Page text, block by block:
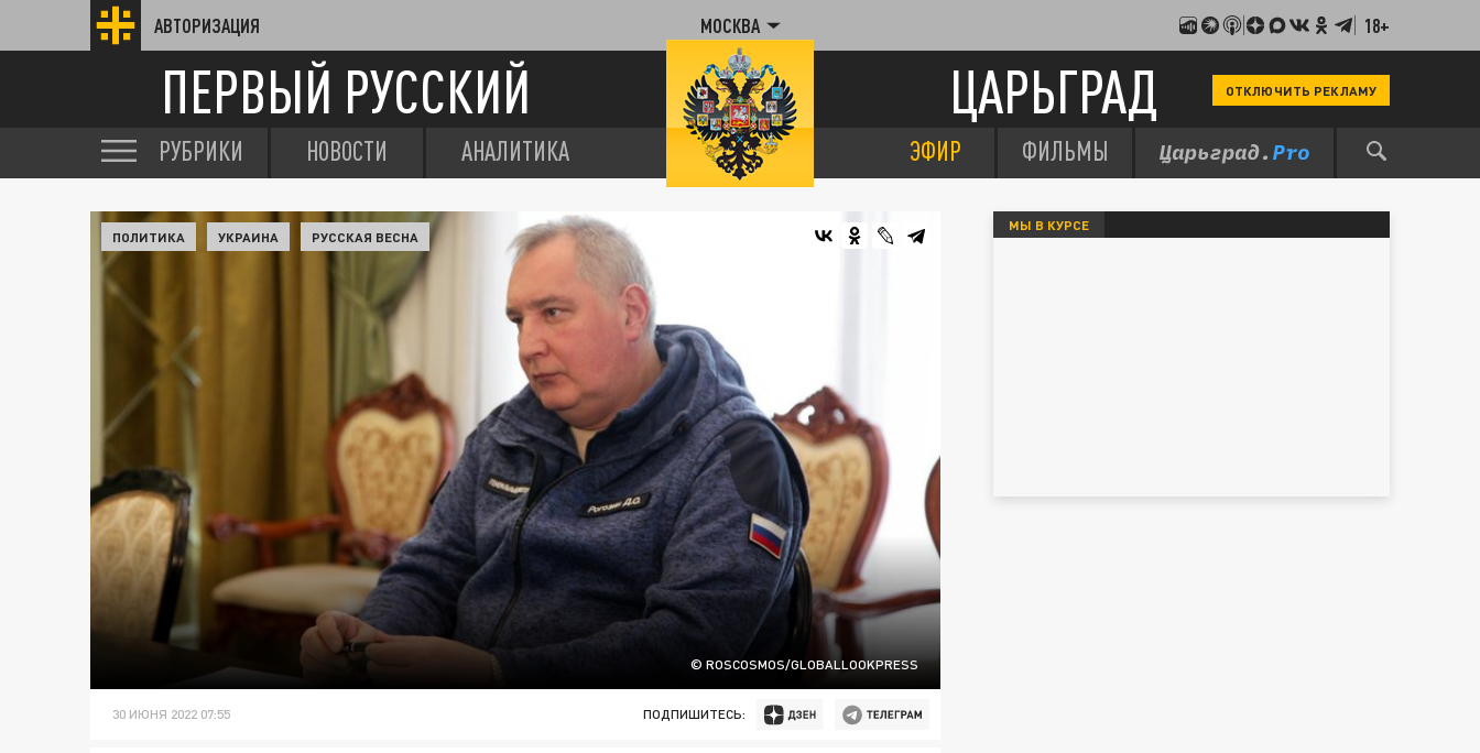
АВТОРИЗАЦИЯ МОСКВА 18+
ПЕРВЫЙ РУССКИЙ ЦАРЬГРАД ОТКЛЮЧИТЬ РЕКЛАМУ
РУБРИКИ НОВОСТИ АНАЛИТИКА ЭФИР ФИЛЬМЫ
© ROSCOSMOS/GLOBALLOOKPRESS
ПОЛИТИКА УКРАИНА РУССКАЯ ВЕСНА
30 ИЮНЯ 2022 07:55 ПОДПИШИТЕСЬ:
МЫ В КУРСЕ